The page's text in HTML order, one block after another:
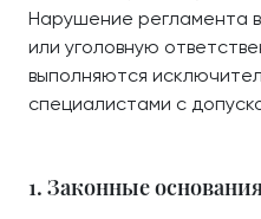
Нарушение регламента
или уголовную
выполняются
специалистами с
1. Законные